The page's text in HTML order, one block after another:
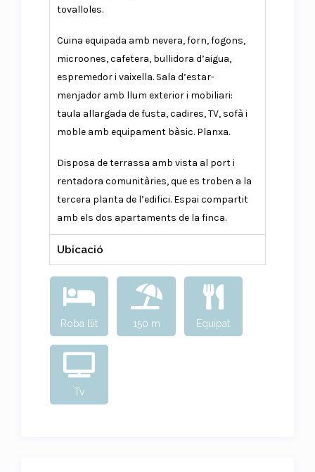
tovalloles.
Cuina equipada amb nevera, forn, fogons,
microones, cafetera, bullidora d’aigua,
espremedor i vaixella. Sala d’estar-
menjador amb llum exterior i mobiliari:
taula allargada de fusta, cadires, TV, sofà i
moble amb equipament bàsic. Planxa.
Disposa de terrassa amb vista al port i
rentadora comunitàries, que es troben a la
tercera planta de l’edifici. Espai compartit
amb els dos apartaments de la finca.
Ubicació
Roba llit 150 m Equipat
Tv